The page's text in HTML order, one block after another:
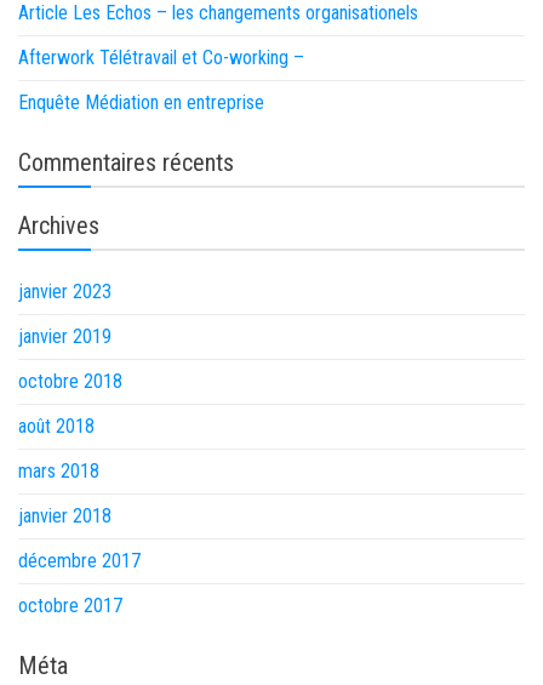
Article Les Echos – les changements organisationels
Afterwork Télétravail et Co-working –
Enquête Médiation en entreprise
Commentaires récents
Archives
janvier 2023
janvier 2019
octobre 2018
août 2018
mars 2018
janvier 2018
décembre 2017
octobre 2017
Méta